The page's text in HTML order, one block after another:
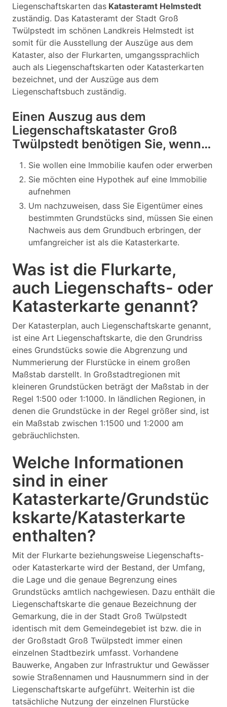
Liegenschaftskarten das Katasteramt Helmstedt
zuständig. Das Katasteramt der Stadt Groß
Twülpstedt im schönen Landkreis Helmstedt ist
somit für die Ausstellung der Auszüge aus dem
Kataster, also der Flurkarten, umgangssprachlich
auch als Liegenschaftskarten oder Katasterkarten
bezeichnet, und der Auszüge aus dem
Liegenschaftsbuch zuständig.
Einen Auszug aus dem
Liegenschaftskataster Groß
Twülpstedt benötigen Sie, wenn…
Sie wollen eine Immobilie kaufen oder erwerben
Sie möchten eine Hypothek auf eine Immobilie
aufnehmen
Um nachzuweisen, dass Sie Eigentümer eines
bestimmten Grundstücks sind, müssen Sie einen
Nachweis aus dem Grundbuch erbringen, der
umfangreicher ist als die Katasterkarte.
Was ist die Flurkarte,
auch Liegenschafts- oder
Katasterkarte genannt?
Der Katasterplan, auch Liegenschaftskarte genannt,
ist eine Art Liegenschaftskarte, die den Grundriss
eines Grundstücks sowie die Abgrenzung und
Nummerierung der Flurstücke in einem großen
Maßstab darstellt. In Großstadtregionen mit
kleineren Grundstücken beträgt der Maßstab in der
Regel 1:500 oder 1:1000. In ländlichen Regionen, in
denen die Grundstücke in der Regel größer sind, ist
ein Maßstab zwischen 1:1500 und 1:2000 am
gebräuchlichsten.
Welche Informationen
sind in einer
Katasterkarte/Grundstüc
kskarte/Katasterkarte
enthalten?
Mit der Flurkarte beziehungsweise Liegenschafts-
oder Katasterkarte wird der Bestand, der Umfang,
die Lage und die genaue Begrenzung eines
Grundstücks amtlich nachgewiesen. Dazu enthält die
Liegenschaftskarte die genaue Bezeichnung der
Gemarkung, die in der Stadt Groß Twülpstedt
identisch mit dem Gemeindegebiet ist bzw. die in
der Großstadt Groß Twülpstedt immer einen
einzelnen Stadtbezirk umfasst. Vorhandene
Bauwerke, Angaben zur Infrastruktur und Gewässer
sowie Straßennamen und Hausnummern sind in der
Liegenschaftskarte aufgeführt. Weiterhin ist die
tatsächliche Nutzung der einzelnen Flurstücke